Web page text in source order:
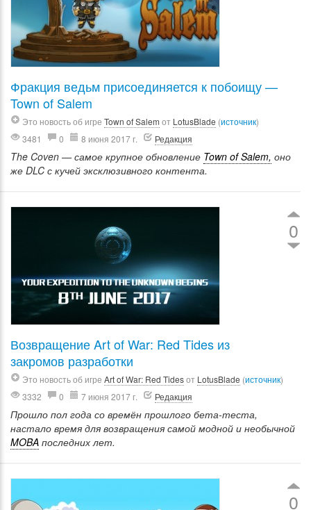
Фракция ведьм присоединяется к побоищу —
Town of Salem
Это новость об игре Town of Salem от LotusBlade (источник)
3481
0 8 июня 2017 г. Редакция
The Coven — самое крупное обновление Town of Salem, оно
же DLC с кучей эксклюзивного контента.
0
Возвращение Art of War: Red Tides из
закромов разработки
Это новость об игре Art of War: Red Tidesот LotusBlade (источник)
3332
0 7 июня 2017 г. Редакция
Прошло пол года со времён прошлого бета-теста,
настало время для возвращения самой модной и необычной
MOBA последних лет.
0